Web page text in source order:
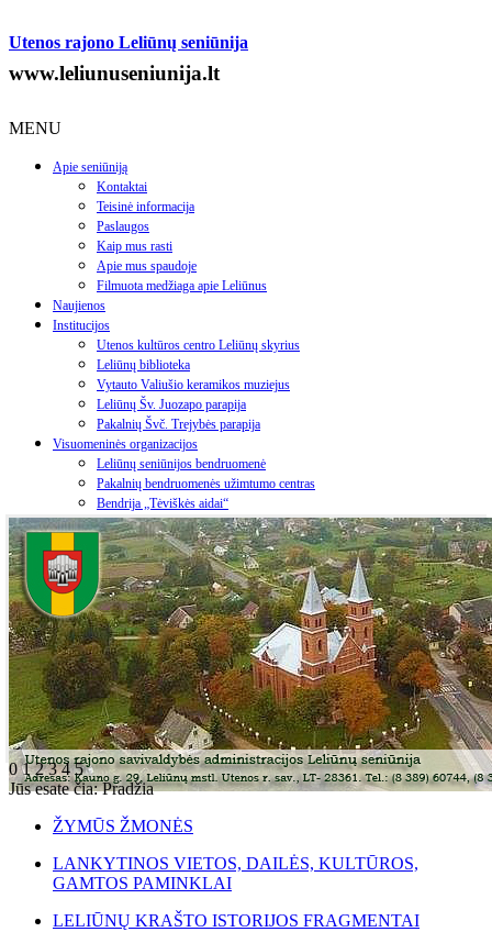
Utenos rajono Leliūnų seniūnija
www.leliunuseniunija.lt
MENU
Apie seniūniją
Kontaktai
Teisinė informacija
Paslaugos
Kaip mus rasti
Apie mus spaudoje
Filmuota medžiaga apie Leliūnus
Naujienos
Institucijos
Utenos kultūros centro Leliūnų skyrius
Leliūnų biblioteka
Vytauto Valiušio keramikos muziejus
Leliūnų Šv. Juozapo parapija
Pakalnių Švč. Trejybės parapija
Visuomeninės organizacijos
Leliūnų seniūnijos bendruomenė
Pakalnių bendruomenės užimtumo centras
Bendrija „Tėviškės aidai“
012345
Jūs esate čia:Pradžia
ŽYMŪS ŽMONĖS
LANKYTINOS VIETOS, DAILĖS, KULTŪROS,
GAMTOS PAMINKLAI
LELIŪNŲ KRAŠTO ISTORIJOS FRAGMENTAI